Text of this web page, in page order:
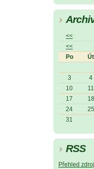
<<
<<
Po
Út
3
4
10
11
17
18
24
25
31
RSS
Přehled